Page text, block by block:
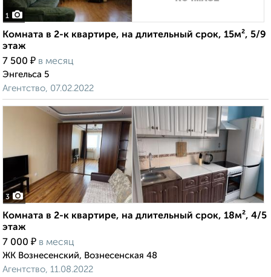
1
Комната в 2-к квартире, на длительный срок, 15м², 5/9
этаж
7 500 ₽ в месяц
Энгельса 5
Агентство, 07.02.2022
3
Комната в 2-к квартире, на длительный срок, 18м², 4/5
этаж
7 000 ₽ в месяц
ЖК Вознесенский, Вознесенская 48
Агентство, 11.08.2022